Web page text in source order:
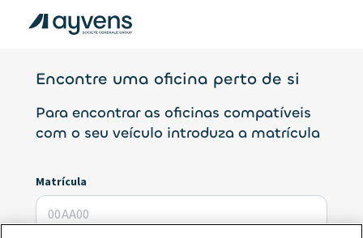
Encontre uma oficina perto de si
Para encontrar as oficinas compatíveis
com o seu veículo introduza a matrícula
Matrícula